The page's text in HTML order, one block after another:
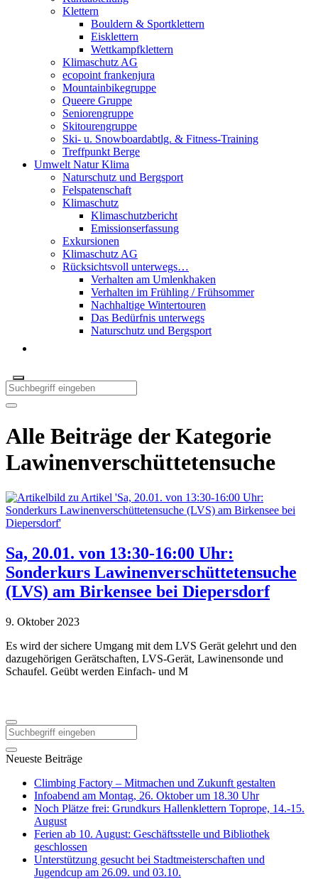
Klettern
Bouldern & Sportklettern
Eisklettern
Wettkampfklettern
Klimaschutz AG
ecopoint frankenjura
Mountainbikegruppe
Queere Gruppe
Seniorengruppe
Skitourengruppe
Ski- u. Snowboardabtlg. & Fitness-Training
Treffpunkt Berge
Umwelt Natur Klima
Naturschutz und Bergsport
Felspatenschaft
Klimaschutz
Klimaschutzbericht
Emissionserfassung
Exkursionen
Klimaschutz AG
Rücksichtsvoll unterwegs…
Verhalten am Umlenkhaken
Verhalten im Frühling / Frühsommer
Nachhaltige Wintertouren
Das Bedürfnis unterwegs
Naturschutz und Bergsport
Alle Beiträge der Kategorie
Lawinenverschüttetensuche
Sa, 20.01. von 13:30-16:00 Uhr:
Sonderkurs Lawinenverschüttetensuche
(LVS) am Birkensee bei Diepersdorf
9. Oktober 2023
Es wird der sichere Umgang mit dem LVS Gerät gelehrt und den
dazugehörigen Gerätschaften, LVS-Gerät, Lawinensonde und
Schaufel. Geübt werden Einfach- und M
Neueste Beiträge
Climbing Factory – Mitmachen und Zukunft gestalten
Infoabend am Montag, 26. Oktober um 18.30 Uhr
Noch Plätze frei: Grundkurs Hallenklettern Toprope, 14.-15.
August
Ferien ab 10. August: Geschäftsstelle und Bibliothek
geschlossen
Unterstützung gesucht bei Stadtmeisterschaften und
Jugendcup am 26.09. und 03.10.